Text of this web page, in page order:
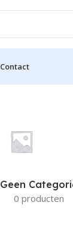
Contact
Geen
0 producten